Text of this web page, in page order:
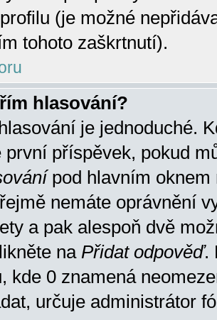
(je možné
tohoto zaškrtnutí).
hlasování?
je jednoduché.
první příspěvek, pokud
pod hlavním oknem
nemáte oprávnění
a pak alespoň dvě
na Přidat odpověď.
kde 0 znamená
určuje administrátor